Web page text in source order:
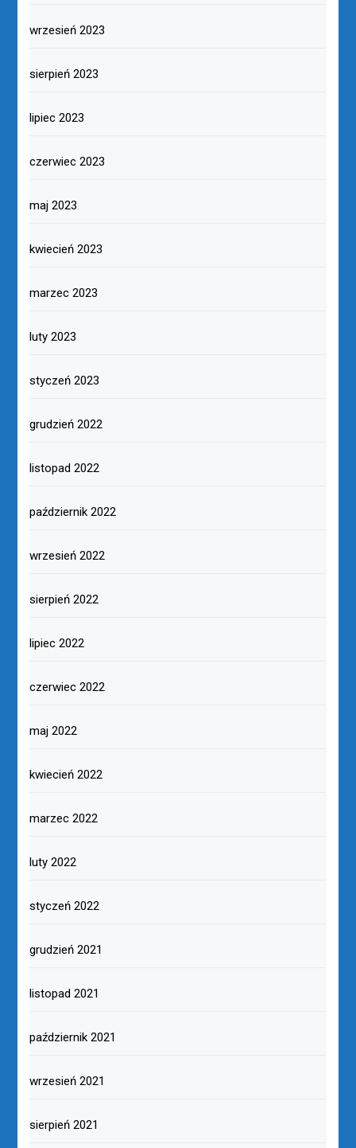
wrzesień 2023
sierpień 2023
lipiec 2023
czerwiec 2023
maj 2023
kwiecień 2023
marzec 2023
luty 2023
styczeń 2023
grudzień 2022
listopad 2022
październik 2022
wrzesień 2022
sierpień 2022
lipiec 2022
czerwiec 2022
maj 2022
kwiecień 2022
marzec 2022
luty 2022
styczeń 2022
grudzień 2021
listopad 2021
październik 2021
wrzesień 2021
sierpień 2021